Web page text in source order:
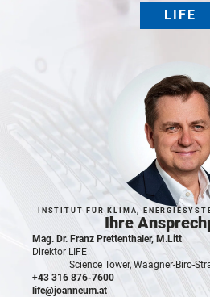
LIFE
INSTITUT FÜR KLIMA,
Ihre
Mag. Dr. Franz Prettenthaler, M.Litt
Direktor LIFE
Science Tower, Waagner-Biro-
+43 316 876-7600
life@joanneum.at